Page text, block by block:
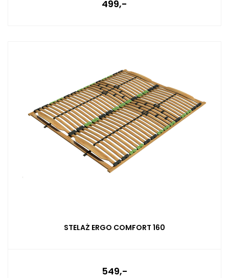
499,-
STELAŻ ERGO COMFORT 160
549,-